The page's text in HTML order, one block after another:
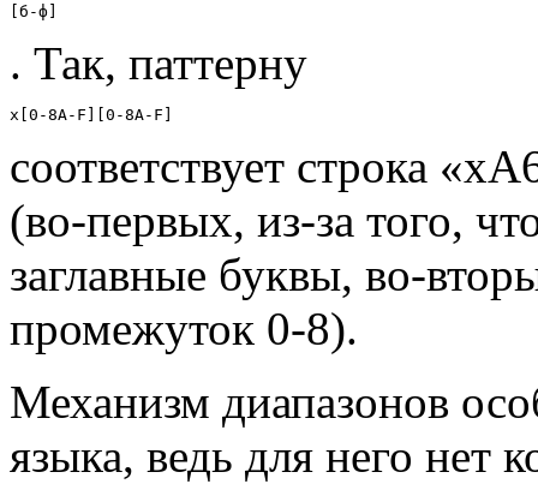
[б-ф]
. Так, паттерну
x[0-8A-F][0-8A-F]
соответствует строка
(во-первых, из-за того,
заглавные буквы, во-
промежуток 0-8).
Механизм диапазонов
языка, ведь для него нет